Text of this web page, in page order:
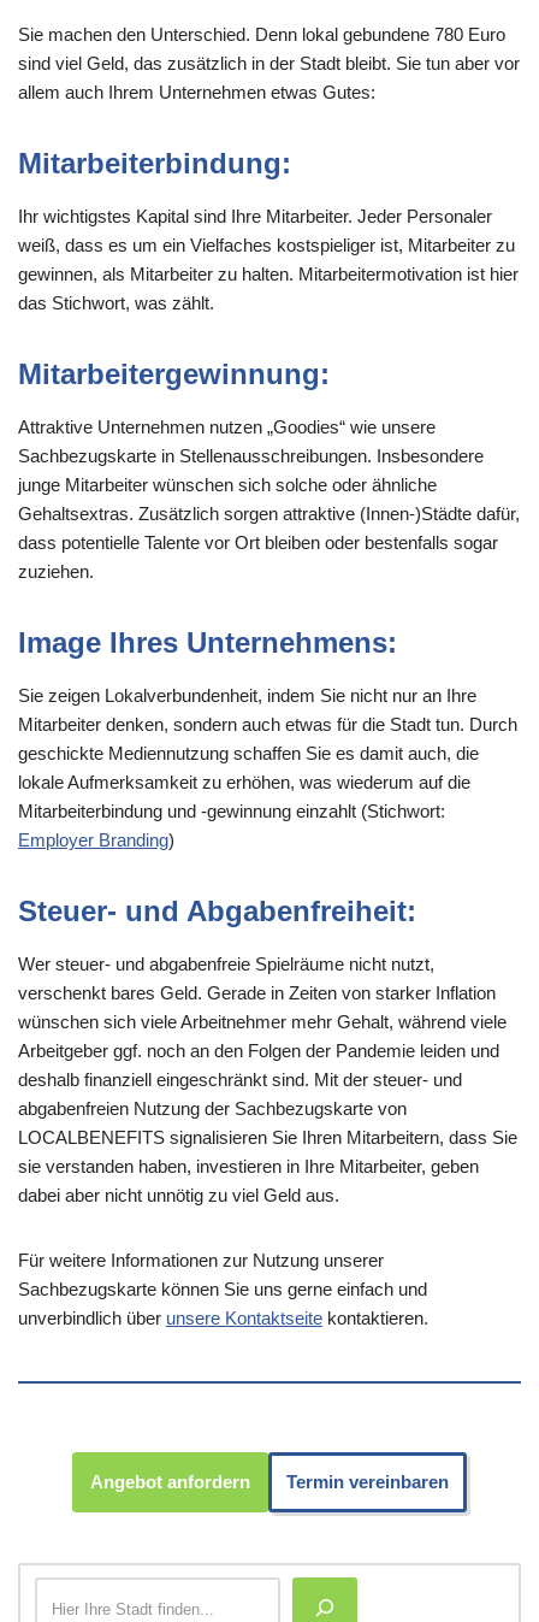
Sie machen den Unterschied. Denn lokal gebundene 780 Euro
sind viel Geld, das zusätzlich in der Stadt bleibt. Sie tun aber vor
allem auch Ihrem Unternehmen etwas Gutes:
Mitarbeiterbindung:
Ihr wichtigstes Kapital sind Ihre Mitarbeiter. Jeder Personaler
weiß, dass es um ein Vielfaches kostspieliger ist, Mitarbeiter zu
gewinnen, als Mitarbeiter zu halten. Mitarbeitermotivation ist hier
das Stichwort, was zählt.
Mitarbeitergewinnung:
Attraktive Unternehmen nutzen „Goodies“ wie unsere
Sachbezugskarte in Stellenausschreibungen. Insbesondere
junge Mitarbeiter wünschen sich solche oder ähnliche
Gehaltsextras. Zusätzlich sorgen attraktive (Innen-)Städte dafür,
dass potentielle Talente vor Ort bleiben oder bestenfalls sogar
zuziehen.
Image Ihres Unternehmens:
Sie zeigen Lokalverbundenheit, indem Sie nicht nur an Ihre
Mitarbeiter denken, sondern auch etwas für die Stadt tun. Durch
geschickte Mediennutzung schaffen Sie es damit auch, die
lokale Aufmerksamkeit zu erhöhen, was wiederum auf die
Mitarbeiterbindung und -gewinnung einzahlt (Stichwort:
Employer Branding)
Steuer- und Abgabenfreiheit:
Wer steuer- und abgabenfreie Spielräume nicht nutzt,
verschenkt bares Geld. Gerade in Zeiten von starker Inflation
wünschen sich viele Arbeitnehmer mehr Gehalt, während viele
Arbeitgeber ggf. noch an den Folgen der Pandemie leiden und
deshalb finanziell eingeschränkt sind. Mit der steuer- und
abgabenfreien Nutzung der Sachbezugskarte von
LOCALBENEFITS signalisieren Sie Ihren Mitarbeitern, dass Sie
sie verstanden haben, investieren in Ihre Mitarbeiter, geben
dabei aber nicht unnötig zu viel Geld aus.
Für weitere Informationen zur Nutzung unserer
Sachbezugskarte können Sie uns gerne einfach und
unverbindlich über unsere Kontaktseite kontaktieren.
Angebot anfordern Termin vereinbaren